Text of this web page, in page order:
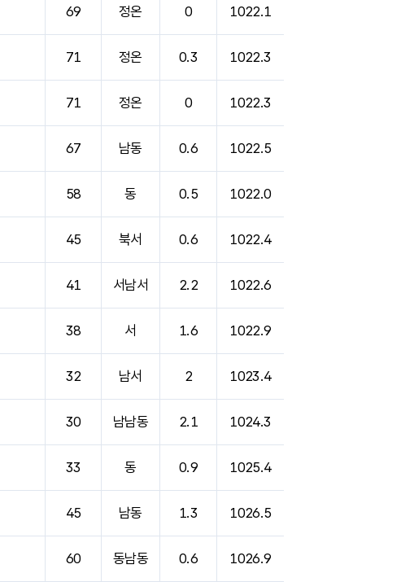
69 정온 0 1022.1
71 정온 0.3 1022.3
71 정온 0 1022.3
67 남동 0.6 1022.5
58 동 0.5 1022.0
45 북서 0.6 1022.4
41 서남서 2.2 1022.6
38 서 1.6 1022.9
32 남서 2 1023.4
30 남남동 2.1 1024.3
33 동 0.9 1025.4
45 남동 1.3 1026.5
60 동남동 0.6 1026.9